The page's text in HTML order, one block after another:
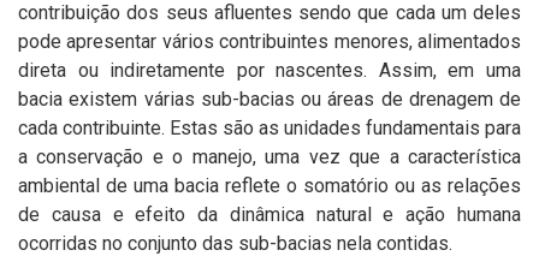
contribuição dos seus afluentes sendo que cada um deles
pode apresentar vários contribuintes menores, alimentados
direta ou indiretamente por nascentes. Assim, em uma
bacia existem várias sub-bacias ou áreas de drenagem de
cada contribuinte. Estas são as unidades fundamentais para
a conservação e o manejo, uma vez que a característica
ambiental de uma bacia reflete o somatório ou as relações
de causa e efeito da dinâmica natural e ação humana
ocorridas no conjunto das sub-bacias nela contidas.